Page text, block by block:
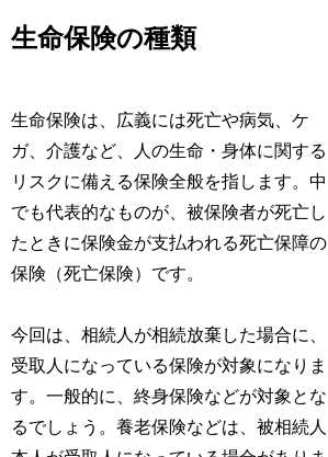
生命保険の種類
生命保険は、広義には死亡や病気、ケ
ガ、介護など、人の生命・身体に関する
リスクに備える保険全般を指します。中
でも代表的なものが、被保険者が死亡し
たときに保険金が支払われる死亡保障の
保険（死亡保険）です。
今回は、相続人が相続放棄した場合に、
受取人になっている保険が対象になりま
す。一般的に、終身保険などが対象とな
るでしょう。養老保険などは、被相続人